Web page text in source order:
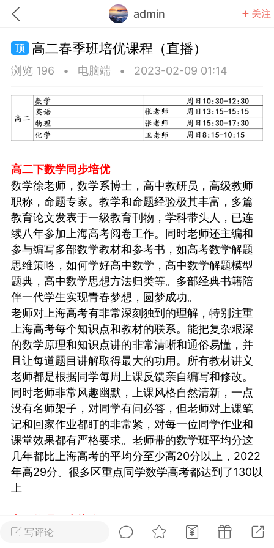
admin 关注
题库 赚题库券 充值
加入上海学习交流群，资料免费领
上海高考
汇默写本附答案
）
0
初中英语
2027年上海市初中英语考
纲词汇天天练（共144页）
admin 1
上海高考
初中英语
写评论
高二春季班培优课程（直播）
浏览 196 • 电脑端 • 2023-02-09 01:14
高二下数学同步培优
数学徐老师，数学系博士，高中教研员，高级教师
职称，命题专家。教学和命题经验极其丰富，多篇
教育论文发表于一级教育刊物，学科带头人，已连
续八年参加上海高考阅卷工作。同时老师还主编和
参与编写多部数学教材和参考书，如高考数学解题
思维策略，如何学好高中数学，高中数学解题模型
题典，高中数学思想方法归类等。多部经典书籍陪
伴一代学生实现青春梦想，圆梦成功。
老师对上海高考有非常深刻独到的理解，特别注重
上海高考每个知识点和教材的联系。能把复杂艰深
的数学原理和知识点讲的非常清晰和通俗易懂，并
且让每道题目讲解取得最大的功用。所有教材讲义
老师都是根据同学每周上课反馈亲自编写和修改。
同时老师非常风趣幽默，上课风格自然清新，一点
没有名师架子，对同学有问必答，但老师对上课笔
记和回家作业都盯的非常紧，对每一位同学作业和
课堂效果都有严格要求。老师带的数学班平均分这
几年都比上海高考的平均分至少高20分以上，2022
年高29分。很多区重点同学数学高考都达到了130以
上
物理课是张老师执教，张老师在江苏省一中长期执